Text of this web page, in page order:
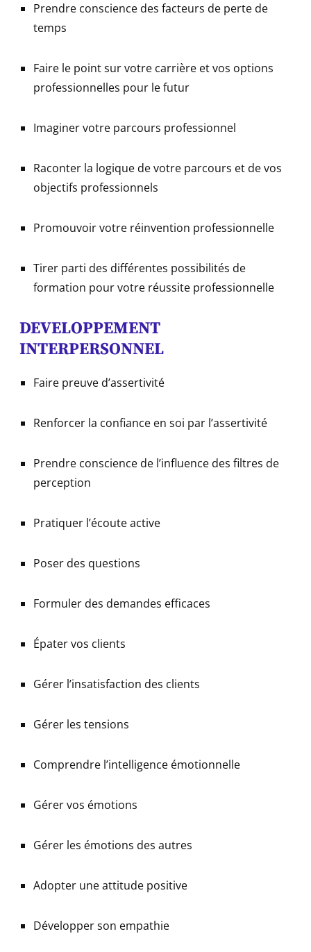
Prendre conscience des facteurs de perte de
temps
Faire le point sur votre carrière et vos options
professionnelles pour le futur
Imaginer votre parcours professionnel
Raconter la logique de votre parcours et de vos
objectifs professionnels
Promouvoir votre réinvention professionnelle
Tirer parti des différentes possibilités de
formation pour votre réussite professionnelle
DEVELOPPEMENT
INTERPERSONNEL
Faire preuve d’assertivité
Renforcer la confiance en soi par l’assertivité
Prendre conscience de l’influence des filtres de
perception
Pratiquer l’écoute active
Poser des questions
Formuler des demandes efficaces
Épater vos clients
Gérer l’insatisfaction des clients
Gérer les tensions
Comprendre l’intelligence émotionnelle
Gérer vos émotions
Gérer les émotions des autres
Adopter une attitude positive
Développer son empathie